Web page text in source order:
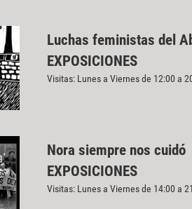
Luchas feministas del
EXPOSICIONES
Visitas: Lunes a Viernes de 12:00 a
Nora siempre nos cuidó
EXPOSICIONES
Visitas: Lunes a Viernes de 14:00 a